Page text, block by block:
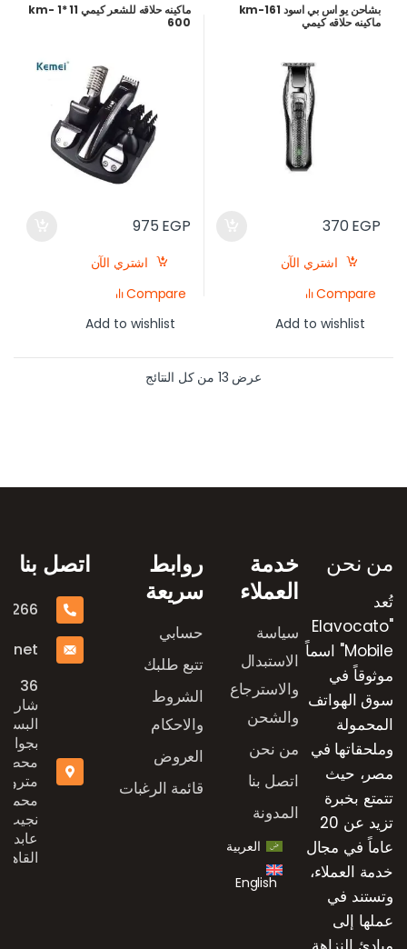
بشاحن يو اس بي اسود km-161
ماكينه حلاقه كيمي
370EGP
اشتري الآن
Compare
Add to wishlist
ماكينه حلاقه للشعر كيمي 11 *1 km-
600
975 EGP
اشتري الآن
Compare
Add to wishlist
عرض ⁦13⁩ من كل النتائج
من نحن
تُعد
"Elavocato
Mobile" اسماً
موثوقاً في
سوق الهواتف
المحمولة
وملحقاتها في
مصر، حيث
تتمتع بخبرة
تزيد عن 20
عاماً في مجال
خدمة العملاء،
وتستند في
عملها إلى
خدمة
العملاء
سياسة
الاستبدال
والاسترجاع
والشحن
من نحن
اتصل بنا
المدونة
العربية
English
روابط
سريعة
حسابي
تتبع طلبك
الشروط
والاحكام
العروض
قائمة الرغبات
اتصل بنا
36
شارع
بجوار
محطة
مترو
محمد
نجيب،